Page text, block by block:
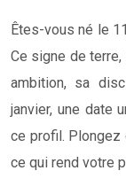
Êtes-vous né le
Ce signe de
ambition, sa
janvier, une date
ce profil. Plongez
ce qui rend votre